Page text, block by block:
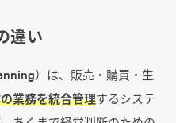
違い
）は、販売・購買・生
業務を統合管理するシステ